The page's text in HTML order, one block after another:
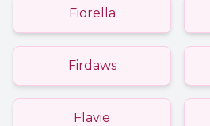
Fiorella
Firdaws
Flavie